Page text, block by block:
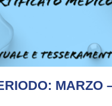
MARZO